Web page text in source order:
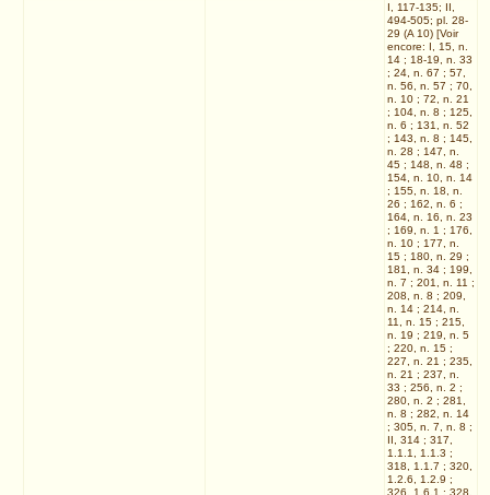
I, 117-135; II,
494-505; pl. 28-
29 (A 10) [Voir
encore: I, 15, n.
14 ; 18-19, n. 33
; 24, n. 67 ; 57,
n. 56, n. 57 ; 70,
n. 10 ; 72, n. 21
; 104, n. 8 ; 125,
n. 6 ; 131, n. 52
; 143, n. 8 ; 145,
n. 28 ; 147, n.
45 ; 148, n. 48 ;
154, n. 10, n. 14
; 155, n. 18, n.
26 ; 162, n. 6 ;
164, n. 16, n. 23
; 169, n. 1 ; 176,
n. 10 ; 177, n.
15 ; 180, n. 29 ;
181, n. 34 ; 199,
n. 7 ; 201, n. 11 ;
208, n. 8 ; 209,
n. 14 ; 214, n.
11, n. 15 ; 215,
n. 19 ; 219, n. 5
; 220, n. 15 ;
227, n. 21 ; 235,
n. 21 ; 237, n.
33 ; 256, n. 2 ;
280, n. 2 ; 281,
n. 8 ; 282, n. 14
; 305, n. 7, n. 8 ;
II, 314 ; 317,
1.1.1, 1.1.3 ;
318, 1.1.7 ; 320,
1.2.6, 1.2.9 ;
326, 1.6.1 ; 328,